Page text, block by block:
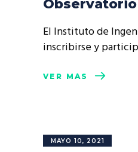
Técnicos
a REUNA
El Instituto de
inscribirse y
VER MÁS
MAYO 10, 2021